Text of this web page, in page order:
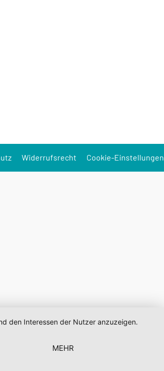
Widerrufsrecht Cookie-Einstellungen
den Interessen der Nutzer anzuzeigen.
MEHR